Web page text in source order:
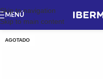
Skip to navigation
Skip to main content
MENÚ
AGOTADO